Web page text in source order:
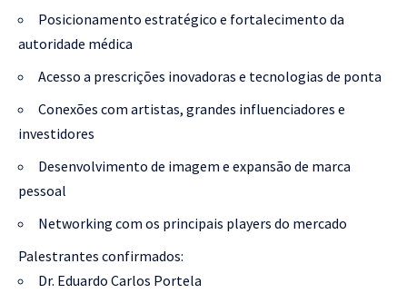
Posicionamento estratégico e fortalecimento da
autoridade médica
Acesso a prescrições inovadoras e tecnologias de ponta
Conexões com artistas, grandes influenciadores e
investidores
Desenvolvimento de imagem e expansão de marca
pessoal
Networking com os principais players do mercado
Palestrantes confirmados:
Dr. Eduardo Carlos Portela